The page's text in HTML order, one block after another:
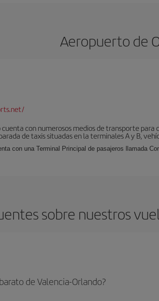
Aeropuerto de
con numerosos medios de transporte
de taxis situadas en la terminales A y B,
con una Terminal Principal de pasajeros llamada
sobre nuestros
de Valencia-Orlando?